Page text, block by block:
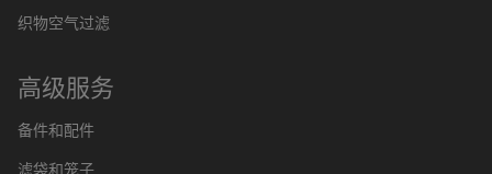
织物空气过滤
高级服务
备件和配件
滤袋和笼子